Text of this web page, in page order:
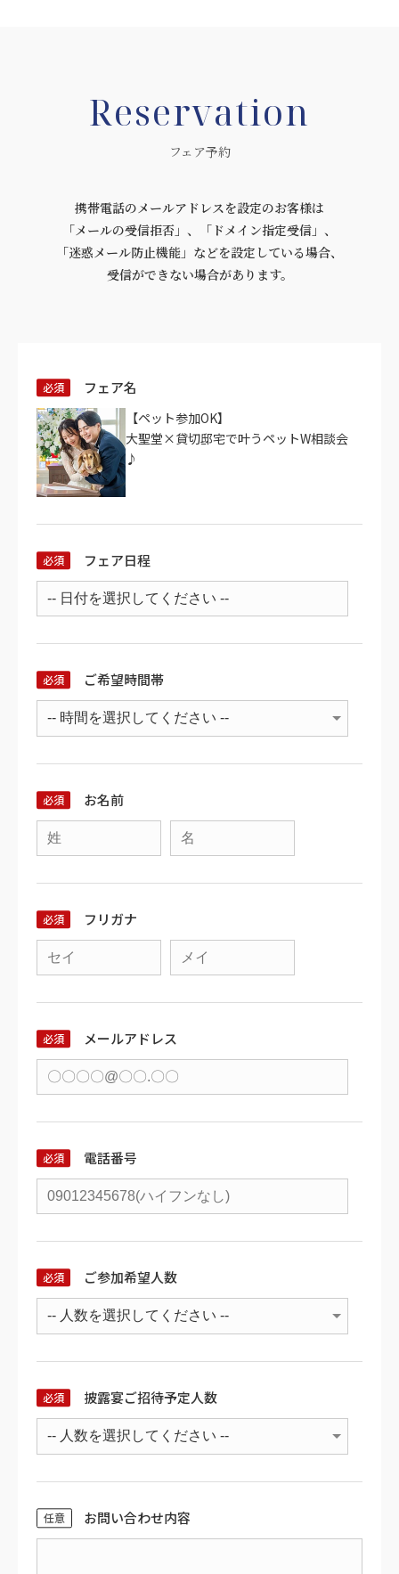
Reservation
フェア予約
携帯電話のメールアドレスを設定のお客様は
「メールの受信拒否」、「ドメイン指定受信」、
「迷惑メール防止機能」などを設定している場合、
受信ができない場合があります。
フェア名
【ペット参加OK】
大聖堂×貸切邸宅で叶うペットW相談会
♪
フェア日程
ご希望時間帯
お名前
フリガナ
メールアドレス
電話番号
ご参加希望人数
披露宴ご招待予定人数
お問い合わせ内容